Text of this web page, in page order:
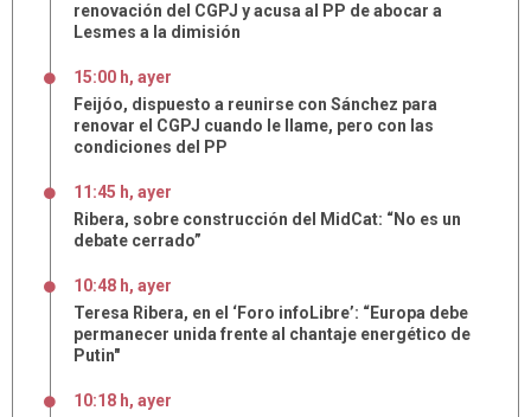
renovación del CGPJ y acusa al PP de abocar a
Lesmes a la dimisión
15:00 h, ayer
Feijóo, dispuesto a reunirse con Sánchez para
renovar el CGPJ cuando le llame, pero con las
condiciones del PP
11:45 h, ayer
Ribera, sobre construcción del MidCat: “No es un
debate cerrado”
10:48 h, ayer
Teresa Ribera, en el ‘Foro infoLibre’: “Europa debe
permanecer unida frente al chantaje energético de
Putin"
10:18 h, ayer